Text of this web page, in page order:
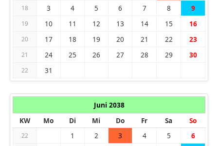
18 3 4 5 6 7 8 9
19 10 11 12 13 14 15 16
20 17 18 19 20 21 22 23
21 24 25 26 27 28 29 30
22 31
Juni 2038
KW
Mo Di Mi Do Fr Sa So
22 1 2 3 4 5 6